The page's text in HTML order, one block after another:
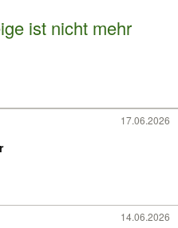
ist nicht mehr
17.06.2026
14.06.2026